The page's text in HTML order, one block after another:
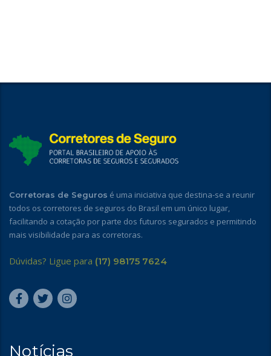
Corretoras de Seguros é uma iniciativa que destina-se a reunir
todos os corretores de seguros do Brasil em um único lugar,
facilitando a cotação por parte dos futuros segurados e permitindo
mais visibilidade para as corretoras.
Dúvidas? Ligue para (17) 98175 7624
Notícias